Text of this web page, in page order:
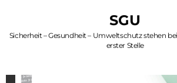
SGU
Sicherheit – Gesundheit – Umweltschutz stehen
erster Stelle